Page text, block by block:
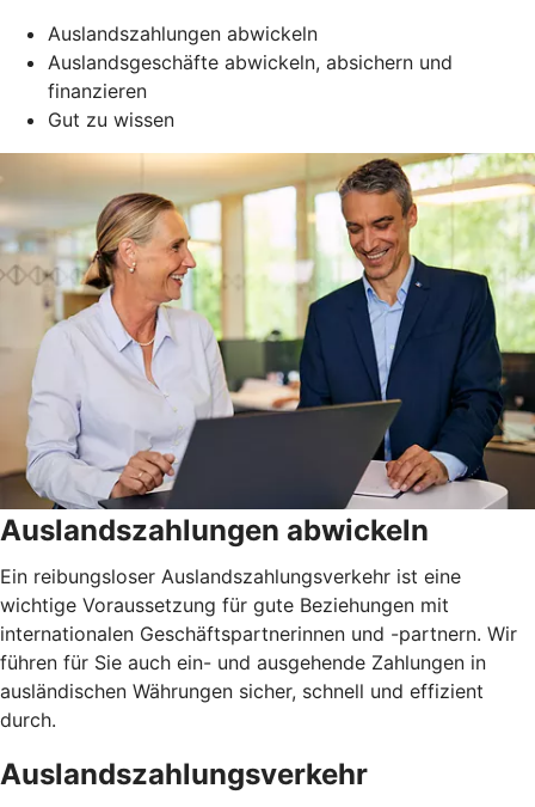
Auslandszahlungen abwickeln
Auslandsgeschäfte abwickeln, absichern und
finanzieren
Gut zu wissen
Auslandszahlungen abwickeln
Ein reibungsloser Auslandszahlungsverkehr ist eine
wichtige Voraussetzung für gute Beziehungen mit
internationalen Geschäftspartnerinnen und -partnern. Wir
führen für Sie auch ein- und ausgehende Zahlungen in
ausländischen Währungen sicher, schnell und effizient
durch.
Auslandszahlungsverkehr